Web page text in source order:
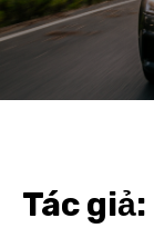
Tác giả: